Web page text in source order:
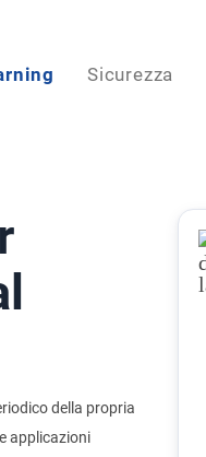
Sicurezza
della propria
applicazioni